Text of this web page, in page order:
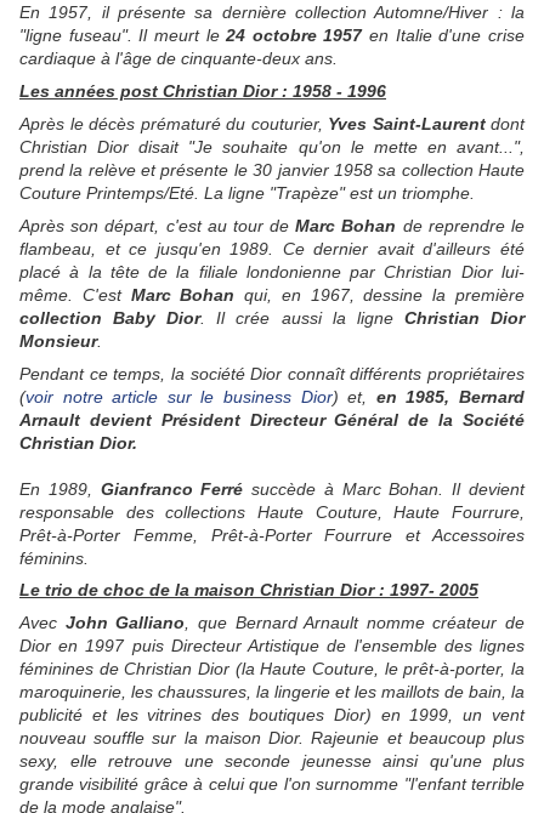
En 1957, il présente sa dernière collection Automne/Hiver : la
"ligne fuseau". Il meurt le24 octobre 1957en Italie d'une crise
cardiaque à l'âge de cinquante-deux ans.
Les années post Christian Dior : 1958 - 1996
Après le décès prématuré du couturier, Yves Saint-Laurentdont
Christian Dior disait "Je souhaite qu'on le mette en avant...",
prend la relève et présente le 30 janvier 1958 sa collection Haute
Couture Printemps/Eté. La ligne "Trapèze" est un triomphe.
Après son départ, c'est au tour deMarc Bohan de reprendre le
flambeau, et ce jusqu'en 1989. Ce dernier avait d'ailleurs été
placé à la tête de la filiale londonienne par Christian Dior lui-
même. C'est Marc Bohan qui, en 1967, dessine la première
collection Baby Dior. Il crée aussi la ligne Christian Dior
Monsieur.
Pendant ce temps, la société Dior connaît différents propriétaires
(voir notre article sur le business Dior) et, en 1985, Bernard
Arnault devient Président Directeur Général de la Société
Christian Dior.
En 1989, Gianfranco Ferré succède à Marc Bohan. Il devient
responsable des collections Haute Couture, Haute Fourrure,
Prêt-à-Porter Femme, Prêt-à-Porter Fourrure et Accessoires
féminins.
Le trio de choc de la maison Christian Dior : 1997- 2005
Avec John Galliano, que Bernard Arnault nomme créateur de
Dior en 1997 puis Directeur Artistique de l'ensemble des lignes
féminines de Christian Dior (la Haute Couture, le prêt-à-porter, la
maroquinerie, les chaussures, la lingerie et les maillots de bain, la
publicité et les vitrines des boutiques Dior) en 1999, un vent
nouveau souffle sur la maison Dior. Rajeunie et beaucoup plus
sexy, elle retrouve une seconde jeunesse ainsi qu'une plus
grande visibilité grâce à celui que l'on surnomme "l'enfant terrible
de la mode anglaise".